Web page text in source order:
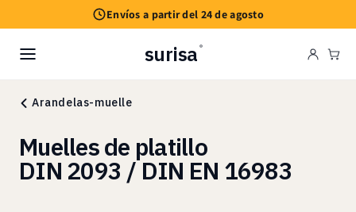
al contenido
Envíos a partir del 24 de agosto
surisa ®
Arandelas-muelle
Muelles de platillo
DIN 2093 / DIN EN 16983